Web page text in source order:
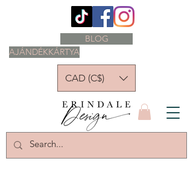
AJÁNDÉKKÁRTYA
BLOG
CAD (C$)